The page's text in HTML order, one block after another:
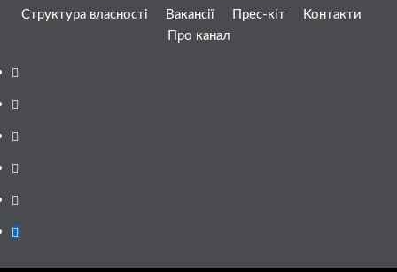
Структура власності
Вакансії Прес-кіт
Контакти
Про канал
Facebook
YouTube
Telegram
Instagram
Twitter
Google